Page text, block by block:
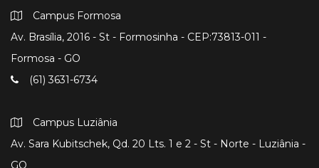
Campus Formosa
Av. Brasília, 2016 - St - Formosinha - CEP:73813-011 -
Formosa - GO
(61) 3631-6734
Campus Luziânia
Av. Sara Kubitschek, Qd. 20 Lts. 1 e 2 - St - Norte - Luziânia -
GO